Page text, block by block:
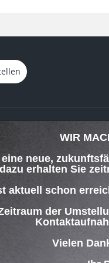
WIR
neue,
dazu erhalten Sie
aktuell schon
der
Vielen